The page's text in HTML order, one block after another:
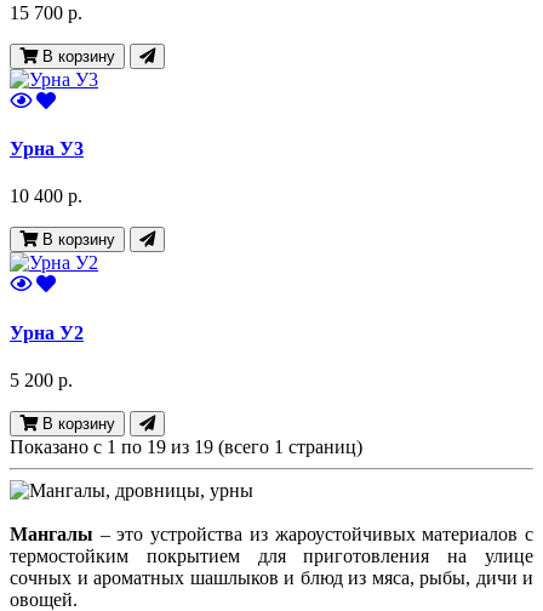
15 700 р.
В корзину
Урна У3
10 400 р.
В корзину
Урна У2
5 200 р.
В корзину
Показано с 1 по 19 из 19 (всего 1 страниц)
Мангалы – это устройства из жароустойчивых материалов с
термостойким покрытием для приготовления на улице
сочных и ароматных шашлыков и блюд из мяса, рыбы, дичи и
овощей.